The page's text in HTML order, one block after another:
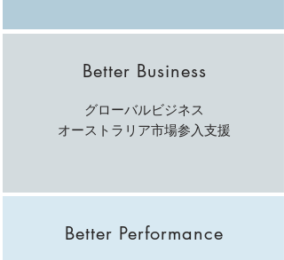
Better Business
グローバルビジネス
オーストラリア市場参入支援
Better Performance